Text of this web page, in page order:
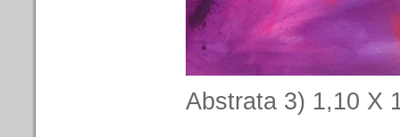
Abstrata 3) 1,10 X